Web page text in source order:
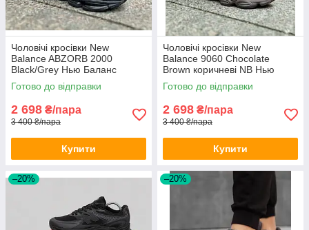
Чоловічі кросівки New
Balance ABZORB 2000
Black/Grey Нью Баланс
чорно-сірі Нб 2000 весна літо
Готово до відправки
2 698 ₴/пара
3 400 ₴/пара
Купити
Чоловічі кросівки New
Balance 9060 Chocolate
Brown коричневі NB Нью
Баланс НБ замшеві
Готово до відправки
2 698 ₴/пара
3 400 ₴/пара
Купити
–20% –20%